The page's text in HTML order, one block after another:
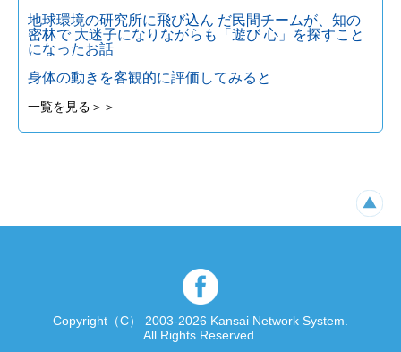
地球環境の研究所に飛び込ん だ民間チームが、知の
密林で 大迷子になりながらも「遊び 心」を探すこと
になったお話
身体の動きを客観的に評価してみると
一覧を見る＞＞
Copyright（C） 2003-2026 Kansai Network System.
All Rights Reserved.